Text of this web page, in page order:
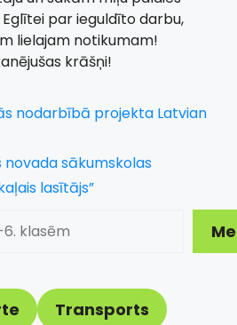
par ieguldīto darbu,
lielajam notikumam!
krāšņi!
nodarbībā projekta Latvian
novada sākumskolas
lasītājs”
Transports